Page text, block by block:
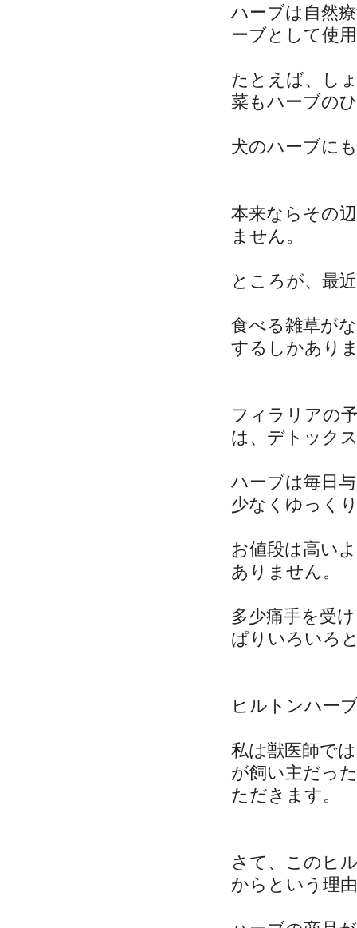
ハーブは自然
ーブとして使
たとえば、し
菜もハーブの
犬のハーブに
本来ならその
ません。
ところが、最
食べる雑草が
するしかあり
フィラリアの
は、デトック
ハーブは毎日
少なくゆっく
お値段は高い
ありません。
多少痛手を受
ぱりいろいろ
ヒルトンハー
私は獣医師で
が飼い主だっ
ただきます。
さて、このヒ
からという理